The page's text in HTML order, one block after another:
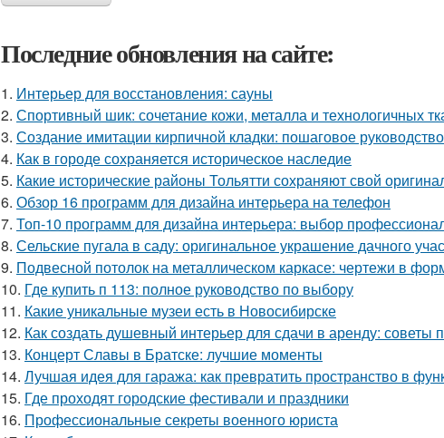
Последние обновления на сайте:
1. Интерьер для восстановления: сауны
2. Спортивный шик: сочетание кожи, металла и технологичных
3. Создание имитации кирпичной кладки: пошаговое руководство
4. Как в городе сохраняется историческое наследие
5. Какие исторические районы Тольятти сохраняют свой
6. Обзор 16 программ для дизайна интерьера на телефон
7. Топ-10 программ для дизайна интерьера: выбор
8. Сельские пугала в саду: оригинальное украшение дачного
9. Подвесной потолок на металлическом каркасе: чертежи в
10. Где купить п 113: полное руководство по выбору
11. Какие уникальные музеи есть в Новосибирске
12. Как создать душевный интерьер для сдачи в аренду:
13. Концерт Славы в Братске: лучшие моменты
14. Лучшая идея для гаража: как превратить пространство в
15. Где проходят городские фестивали и праздники
16. Профессиональные секреты военного юриста